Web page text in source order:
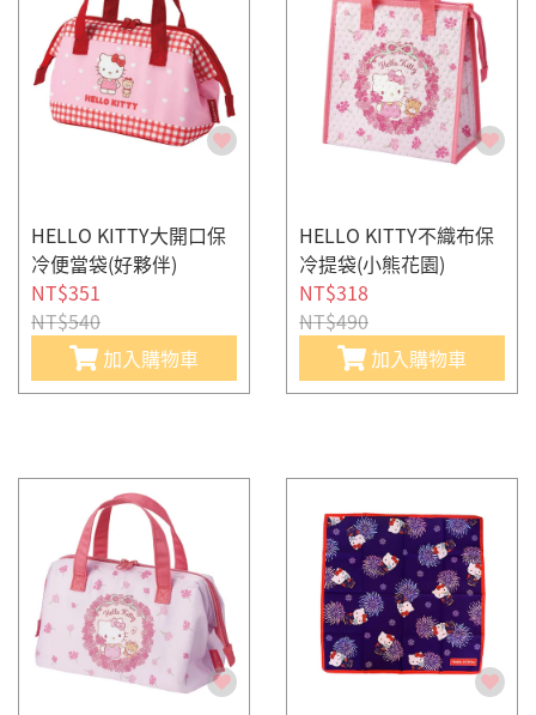
HELLO KITTY大開口保
冷便當袋(好夥伴)
NT$351
NT$540
加入購物車
HELLO KITTY不織布保
冷提袋(小熊花園)
NT$318
NT$490
加入購物車